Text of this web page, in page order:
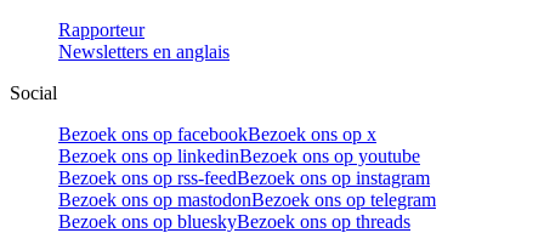
Rapporteur
Newsletters en anglais
Social
Bezoek ons op facebookBezoek ons op x
Bezoek ons op linkedinBezoek ons op youtube
Bezoek ons op rss-feedBezoek ons op instagram
Bezoek ons op mastodonBezoek ons op telegram
Bezoek ons op blueskyBezoek ons op threads